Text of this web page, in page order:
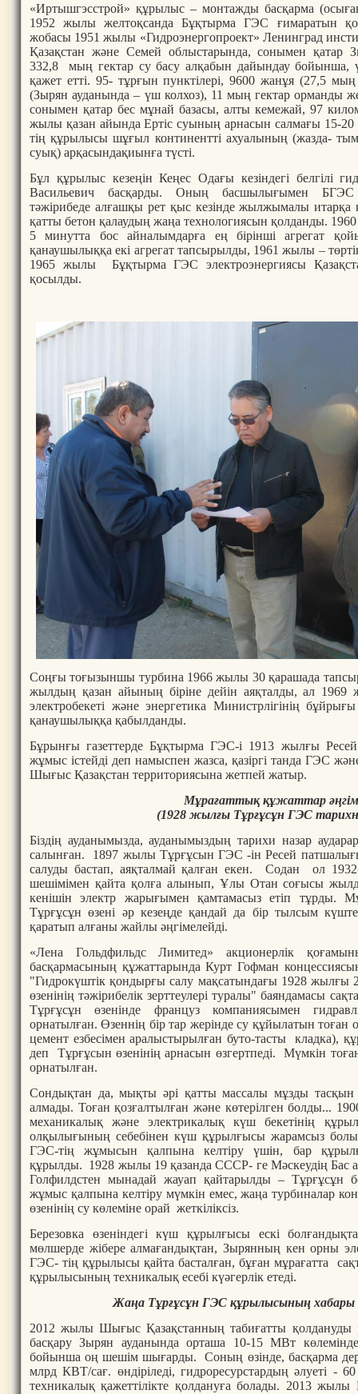
«Иртышгэсстрой» құрылыс – монтажды басқарма
1952 жылы желтоқсанда Бұқтырма ГЭС ғимаратын
жобасы 1951 жылы «Гидроэнергопроект» Ленинград
Қазақстан және Семей облыстарында, сонымен қатар
332,8 мың гектар су басу алқабын дайындау бойынша,
қажет етті. 95- тұрғын пунктілері, 9600 жанұя (27,5
(Зырян ауданында – үш колхоз), 11 мың гектар орманды
сонымен қатар бес мұнай базасы, алты кемежай, 97
жылы қазан айында Ертіс суының арнасын салмағы 15-
тің құрылысы шұғыл континентті ахуалының (жазда-
суық) арқасындақиынға түсті.
Бұл құрылыс кезеңін Кеңес Одағы кезіндегі
Васильевич басқарды. Оның басшылығымен БГЭС
тәжірибеде алғашқы рет қыс кезінде жылжымалы
қатты бетон қалаудың жаңа технологиясын қолданды.
5 минутта бос айналымдарға ең бірінші агрегат
қанаушылыққа екі агрегат тапсырылды, 1961 жылы –
1965 жылы Бұқтырма ГЭС электроэнергиясы
қосылды.
Соңғы тоғызыншы турбина 1966 жылы 30 қарашада
жылдың қазан айының біріне дейін аяқталды, ал
электробекеті және энергетика Министрлігінің
қанаушылыққа қабылданды.
Бұрынғы газеттерде Бұқтырма ГЭС-і 1913 жылғы Ресей
жұмыс істейді деп намыспен жазса, қазіргі танда ГЭС
Шығыс Қазақстан территориясына жетпей жатыр.
Мұрағаттық құжаттар
(1928 жылғы Тұрғұсұн ГЭС
Біздің ауданымызда, ауданымыздың тарихи назар
салынған. 1897 жылы Тұрғұсын ГЭС -ін Ресей
салуды бастап, аяқталмай қалған екен. Содан ол
шешімімен қайта қолға алынып, Ұлы Отан соғысы
кенішін электр жарығымен қамтамасыз етіп тұрды.
Тұрғұсұн өзені әр кезеңде қандай да бір тылсым
қаратып алғаны жайлы әңгімелейді.
«Лена Гольдфильдс Лимитед» акционерлік
басқармасының құжаттарында Курт Гофман
"Гидрокүштік қондырғы салу мақсатындағы 1928
өзенінің тәжірибелік зерттеулері туралы" баяндамасы
Тұрғұсұн өзенінде француз компаниясымен
орнатылған. Өзеннің бір тар жерінде су құйылатын тоған
цемент езбесімен аралыстырылған буто-тасты кладка),
деп Тұрғұсын өзенінің арнасын өзгертпеді. Мүмкін
орнатылған.
Сондықтан да, мықты әрі қатты массалы мұзды тасқын
алмады. Тоған қозғалтылған және көтерілген болды...
механикалық және электрикалық күш бекетінің
олқылығының себебінен күш құрылғысы жарамсыз
ГЭС-тің жұмысын қалпына келтіру үшін, бар
құрылды. 1928 жылы 19 қазанда СССР- ге Мәскеудің Бас
Голфилдстен мынадай жауап қайтарылды – Тұрғұсұн
жұмыс қалпына келтіру мүмкін емес, жаңа турбиналар
өзенінің су көлеміне орай жеткіліксіз.
Березовка өзеніндегі күш құрылғысы ескі
мөлшерде жібере алмағандықтан, Зырянның кен орны
ГЭС- тің құрылысы қайта басталған, бұған мұрағатта
құрылысының техникалық есебі күәгерлік етеді.
Жаңа Тұрғұсұн ГЭС құрылысының хабары
2012 жылы Шығыс Қазақстанның табиғатты қолдануды
басқару Зырян ауданында орташа 10-15 МВт
бойынша оң шешім шығарды. Соның өзінде, басқарма
млрд КВТ/сағ. өндіріледі, гидроресурстардың әлуеті -
техникалық қажеттілікте қолдануға болады. 2013